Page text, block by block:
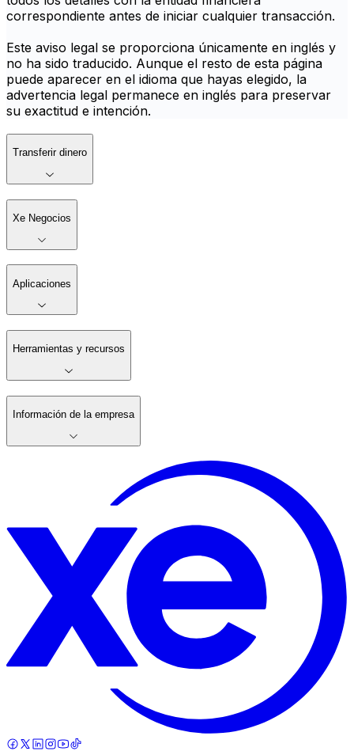
correspondiente antes de iniciar cualquier transacción.
Este aviso legal se proporciona únicamente en inglés y
no ha sido traducido. Aunque el resto de esta página
puede aparecer en el idioma que hayas elegido, la
advertencia legal permanece en inglés para preservar
su exactitud e intención.
Transferir dinero
Xe Negocios
Aplicaciones
Herramientas y recursos
Información de la empresa